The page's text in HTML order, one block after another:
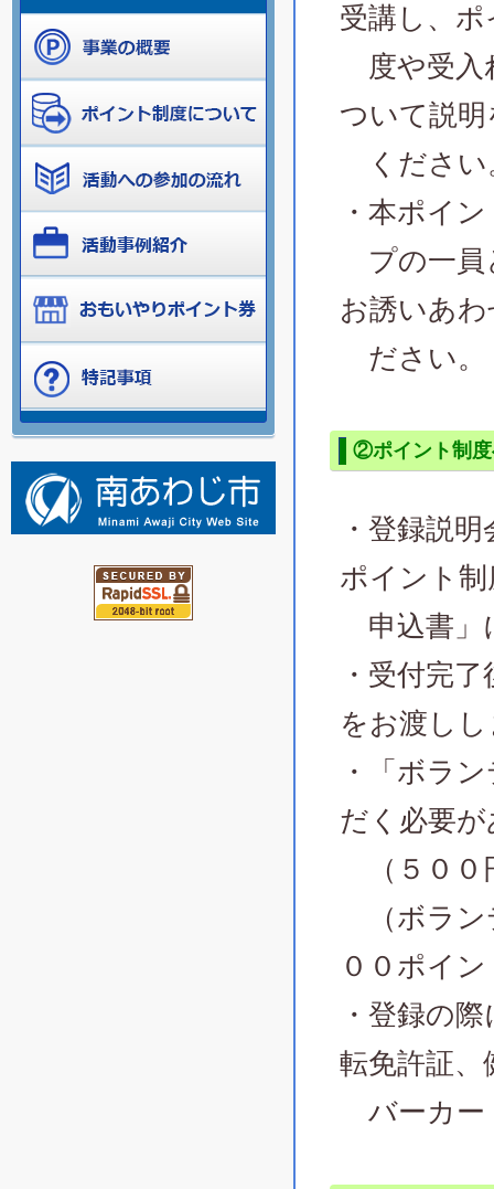
受講し、
度や受入
ついて説
ください
・本ポイ
プの一員
お誘いあ
ださい。
②ポイント制度
・登録説
ポイント
申込書」
・受付完
をお渡し
・「ボラ
だく必要
（５００
（ボラン
００ポイ
・登録の
転免許証、
バーカー